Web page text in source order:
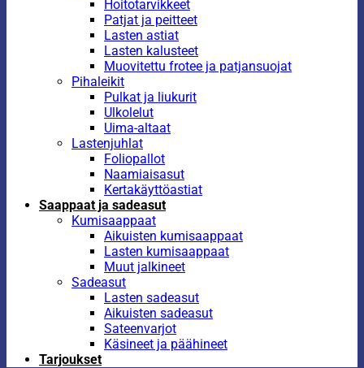
Hoitotarvikkeet
Patjat ja peitteet
Lasten astiat
Lasten kalusteet
Muovitettu frotee ja patjansuojat
Pihaleikit
Pulkat ja liukurit
Ulkolelut
Uima-altaat
Lastenjuhlat
Foliopallot
Naamiaisasut
Kertakäyttöastiat
Saappaat ja sadeasut
Kumisaappaat
Aikuisten kumisaappaat
Lasten kumisaappaat
Muut jalkineet
Sadeasut
Lasten sadeasut
Aikuisten sadeasut
Sateenvarjot
Käsineet ja päähineet
Tarjoukset